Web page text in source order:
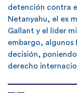
detención contra
Netanyahu, el ex
Gallant y el líder
embargo, algunos
decisión,
derecho